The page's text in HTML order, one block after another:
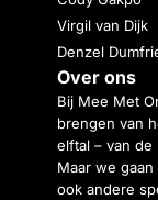
Virgil van Dijk
Denzel
Over ons
Bij Mee Met
brengen van
elftal – van
Maar we
ook andere